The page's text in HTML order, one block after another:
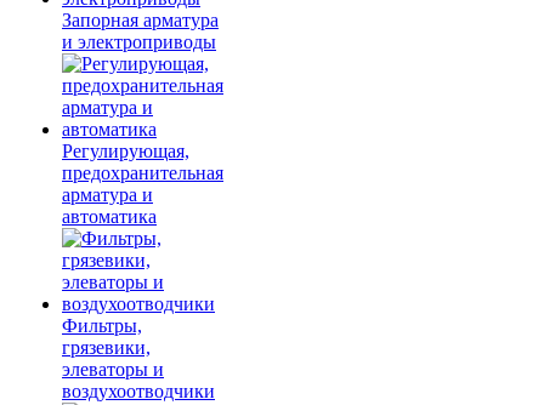
Запорная арматура
и электроприводы
Регулирующая,
предохранительная
арматура и
автоматика
Фильтры,
грязевики,
элеваторы и
воздухоотводчики